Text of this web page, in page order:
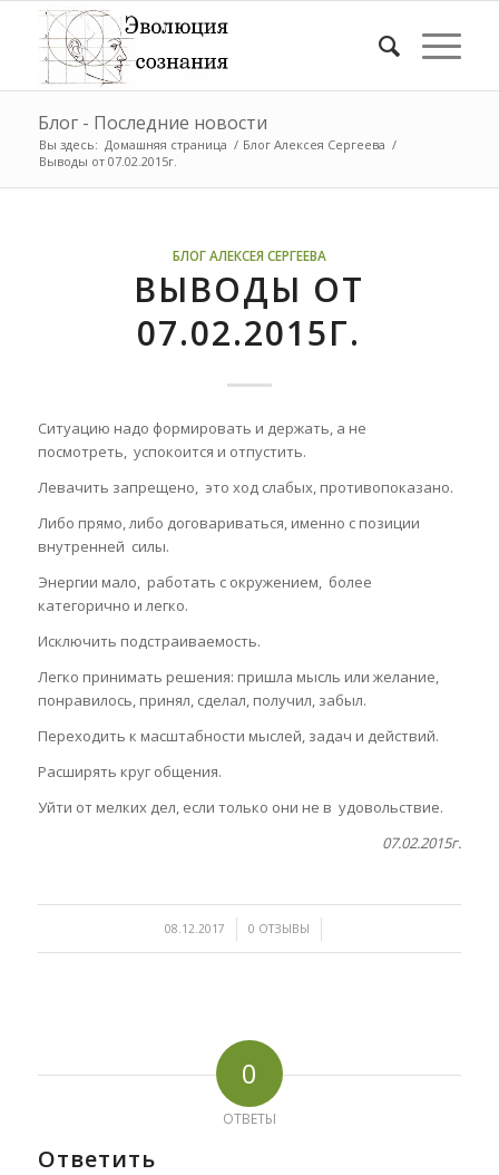
Блог - Последние новости
Вы здесь: Домашняя страница / Блог Алексея Сергеева /
Выводы от 07.02.2015г.
БЛОГ АЛЕКСЕЯ СЕРГЕЕВА
ВЫВОДЫ ОТ
07.02.2015Г.
Ситуацию надо формировать и держать, а не
посмотреть, успокоится и отпустить.
Левачить запрещено, это ход слабых, противопоказано.
Либо прямо, либо договариваться, именно с позиции
внутренней силы.
Энергии мало, работать с окружением, более
категорично и легко.
Исключить подстраиваемость.
Легко принимать решения: пришла мысль или желание,
понравилось, принял, сделал, получил, забыл.
Переходить к масштабности мыслей, задач и действий.
Расширять круг общения.
Уйти от мелких дел, если только они не в удовольствие.
07.02.2015г.
08.12.2017
/ 0 ОТЗЫВЫ
/
0
ОТВЕТЫ
Ответить